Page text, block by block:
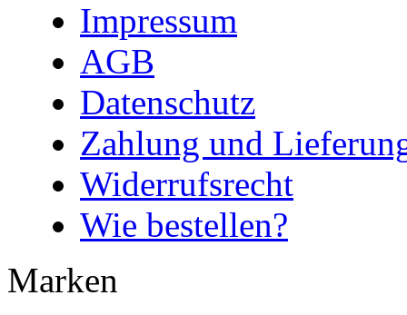
Impressum
AGB
Datenschutz
Zahlung und
Widerrufsrecht
Wie bestellen?
Marken